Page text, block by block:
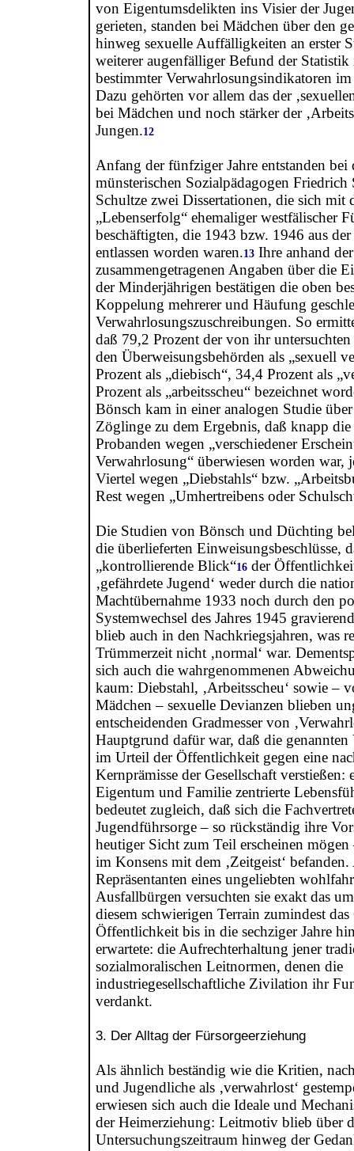
von Eigentumsdelikten ins Visier der
gerieten, standen bei Mädchen über den
hinweg sexuelle Auffälligkeiten an erster
weiterer augenfälliger Befund der Statistik
bestimmter Verwahrlosungsindikatoren im
Dazu gehörten vor allem das der
bei Mädchen und noch stärker der
Jungen.12
Anfang der fünfziger Jahre entstanden bei
münsterischen Sozialpädagogen Friedrich
Schultze zwei Dissertationen, die sich mit
„Lebenserfolg“ ehemaliger westfälischer
beschäftigten, die 1943 bzw. 1946 aus
entlassen worden waren.13 Ihre anhand
zusammengetragenen Angaben über die
der Minderjährigen bestätigen die oben
Koppelung mehrerer und Häufung
Verwahrlosungszuschreibungen. So
daß 79,2 Prozent der von ihr
den Überweisungsbehörden als „sexuell
Prozent als „diebisch“, 34,4 Prozent als
Prozent als „arbeitsscheu“ bezeichnet
Bönsch kam in einer analogen Studie
Zöglinge zu dem Ergebnis, daß knapp
Probanden wegen „verschiedener
Verwahrlosung“ überwiesen worden war,
Viertel wegen „Diebstahls“ bzw.
Rest wegen „Umhertreibens oder
Die Studien von Bönsch und Düchting
die überlieferten Einweisungsbeschlüsse,
„kontrollierende Blick“16 der
‚gefährdete Jugend‘ weder durch die
Machtübernahme 1933 noch durch den
Systemwechsel des Jahres 1945
blieb auch in den Nachkriegsjahren, was
Trümmerzeit nicht ‚normal‘ war.
sich auch die wahrgenommenen
kaum: Diebstahl, ‚Arbeitsscheu‘ sowie –
Mädchen – sexuelle Devianzen blieben
entscheidenden Gradmesser von
Hauptgrund dafür war, daß die genannten
im Urteil der Öffentlichkeit gegen eine
Kernprämisse der Gesellschaft verstießen:
Eigentum und Familie zentrierte
bedeutet zugleich, daß sich die
Jugendführsorge – so rückständig ihre
heutiger Sicht zum Teil erscheinen
im Konsens mit dem ‚Zeitgeist‘ befanden.
Repräsentanten eines ungeliebten
Ausfallbürgen versuchten sie exakt das
diesem schwierigen Terrain zumindest das
Öffentlichkeit bis in die sechziger Jahre
erwartete: die Aufrechterhaltung jener
sozialmoralischen Leitnormen, denen die
industriegesellschaftliche Zivilation ihr
verdankt.
3. Der Alltag der Fürsorgeerziehung
Als ähnlich beständig wie die Kritien,
und Jugendliche als ‚verwahrlost‘
erwiesen sich auch die Ideale und
der Heimerziehung: Leitmotiv blieb über
Untersuchungszeitraum hinweg der